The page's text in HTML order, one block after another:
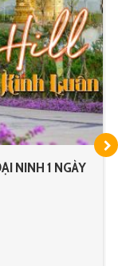
NINH 1 NGÀY